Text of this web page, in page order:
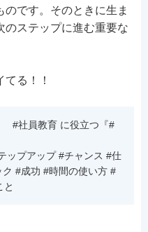
です。そのときに生ま
のステップに進む重要な
る！！
#社員教育 に役立つ『#
ップアップ #チャンス #仕
#成功 #時間の使い方 #
と